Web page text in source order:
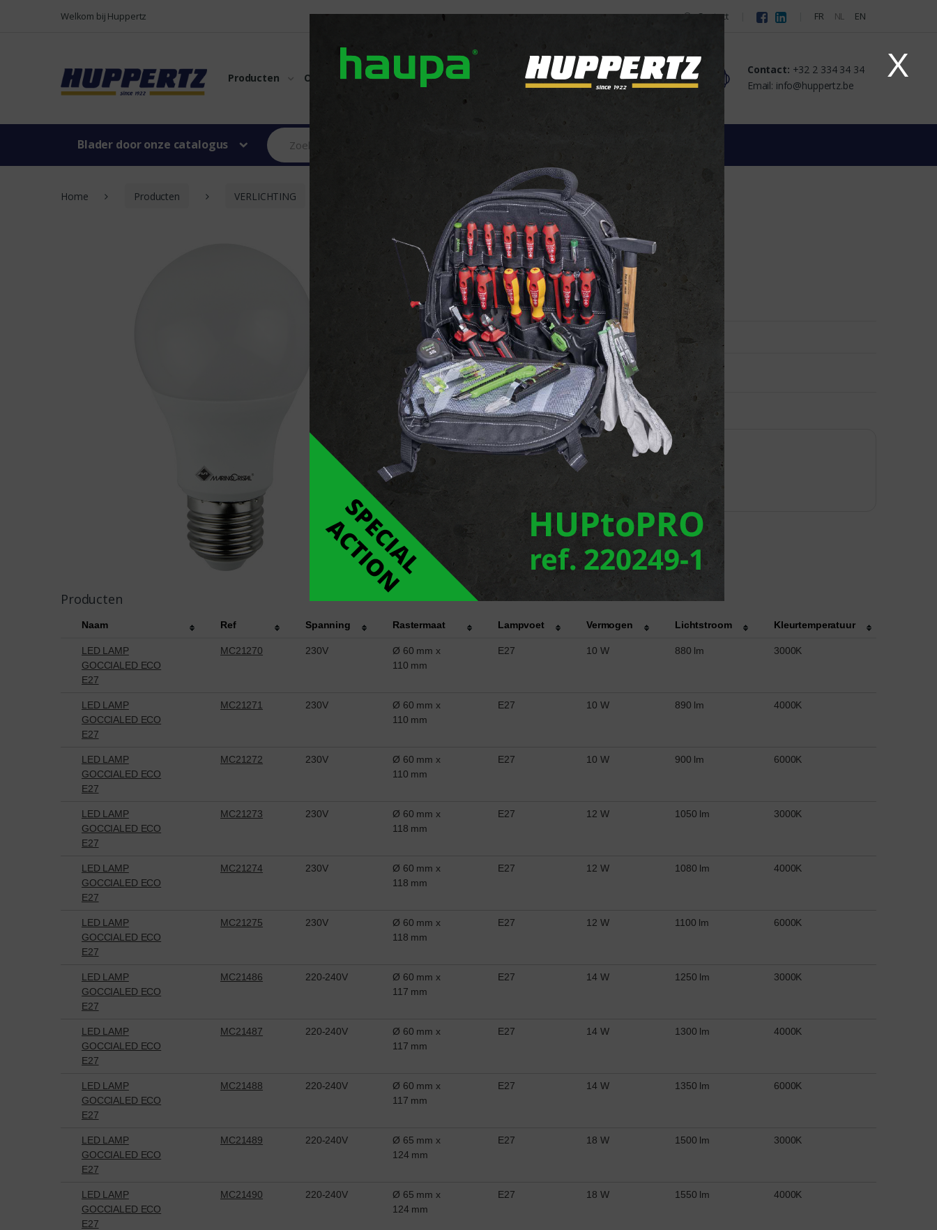
X
Welkom bij Huppertz Contact FR NL EN
Producten Over ons Onze merken Nieuws Downloads Contact
Contact: +32 2 334 34 34
Email: info@huppertz.be
Blader door onze catalogus
Home Producten VERLICHTING Klassieke vorm
ECO
Bekijk de website van de leverancier
Rapporteer een fout
Downloads
Producten
Naam Ref Spanning Rastermaat Lampvoet Vermogen Lichtstroom Kleurtemperatuur
LED LAMP
GOCCIALED ECO
E27
MC21270 230V
Ø 60 mm x
110 mm
E27 10 W 880 lm 3000K
LED LAMP
GOCCIALED ECO
E27
MC21271 230V
Ø 60 mm x
110 mm
E27 10 W 890 lm 4000K
LED LAMP
GOCCIALED ECO
E27
MC21272 230V
Ø 60 mm x
110 mm
E27 10 W 900 lm 6000K
LED LAMP
GOCCIALED ECO
E27
MC21273 230V
Ø 60 mm x
118 mm
E27 12 W 1050 lm 3000K
LED LAMP
GOCCIALED ECO
E27
MC21274 230V
Ø 60 mm x
118 mm
E27 12 W 1080 lm 4000K
LED LAMP
GOCCIALED ECO
E27
MC21275 230V
Ø 60 mm x
118 mm
E27 12 W 1100 lm 6000K
LED LAMP
GOCCIALED ECO
E27
MC21486 220-240V
Ø 60 mm x
117 mm
E27 14 W 1250 lm 3000K
LED LAMP
GOCCIALED ECO
E27
MC21487 220-240V
Ø 60 mm x
117 mm
E27 14 W 1300 lm 4000K
LED LAMP
GOCCIALED ECO
E27
MC21488 220-240V
Ø 60 mm x
117 mm
E27 14 W 1350 lm 6000K
LED LAMP
GOCCIALED ECO
E27
MC21489 220-240V
Ø 65 mm x
124 mm
E27 18 W 1500 lm 3000K
LED LAMP
GOCCIALED ECO
E27
MC21490 220-240V
Ø 65 mm x
124 mm
E27 18 W 1550 lm 4000K